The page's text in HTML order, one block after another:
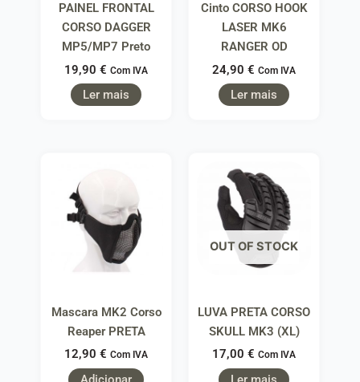
PAINEL FRONTAL
CORSO DAGGER
MP5/MP7 Preto
19,90 € Com IVA
Ler mais
Cinto CORSO HOOK
LASER MK6
RANGER OD
24,90 € Com IVA
Ler mais
Mascara MK2 Corso
Reaper PRETA
12,90 € Com IVA
OUT OF STOCK
LUVA PRETA CORSO
SKULL MK3 (XL)
17,00 € Com IVA